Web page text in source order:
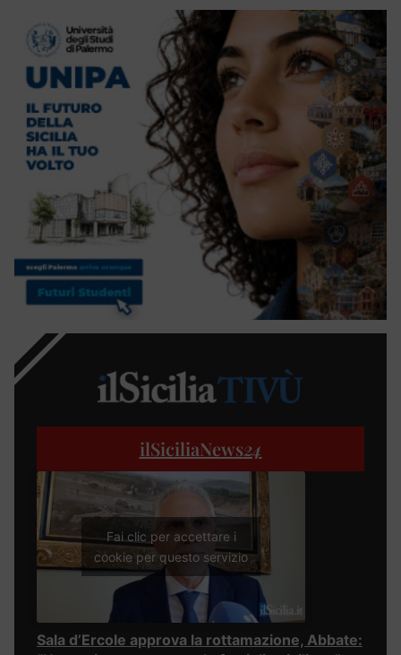
ilSiciliaNews24
Fai clic per accettare i
cookie per questo servizio
Sala d’Ercole approva la rottamazione, Abbate: